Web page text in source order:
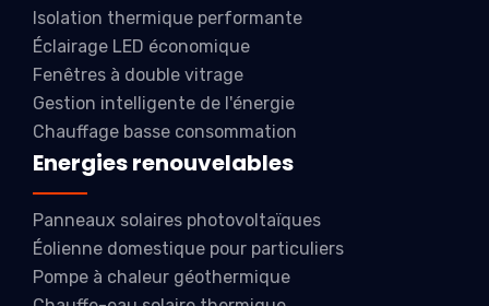
Isolation thermique performante
Éclairage LED économique
Fenêtres à double vitrage
Gestion intelligente de l'énergie
Chauffage basse consommation
Energies renouvelables
Panneaux solaires photovoltaïques
Éolienne domestique pour particuliers
Pompe à chaleur géothermique